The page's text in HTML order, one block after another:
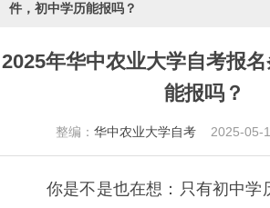
件，初中学历能报吗？
2025年华中农业大学自考报
能报吗？
整编： 华中农业大学自考 2025-05-
你是不是也在想：只有初中学